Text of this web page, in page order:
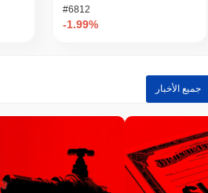
#6812
-1.99%
جميع الأخبار